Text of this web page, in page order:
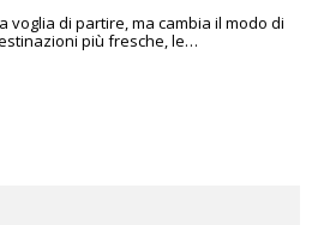
voglia di partire, ma cambia il modo di
più fresche, le…